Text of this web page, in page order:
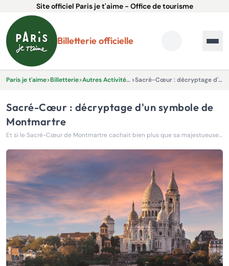
Site officiel Paris je t'aime - Office de tourisme
Billetterie officielle
Paris je t'aime>Billetterie> Autres Activités & Expériences > Sacré-Cœur : décryptage d'un symbole de Montmartre
Sacré-Cœur : décryptage d'un symbole de
Montmartre
Et si le Sacré-Cœur de Montmartre cachait bien plus que sa majestueuse silhouette blanche ?